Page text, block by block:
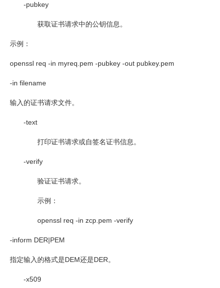
-pubkey
获取证书请求中的公钥信息。
示例：
openssl req -in myreq.pem -pubkey -out pubkey.pem
-in filename
输入的证书请求文件。
-text
打印证书请求或自签名证书信息。
-verify
验证证书请求。
示例：
openssl req -in zcp.pem -verify
-inform DER|PEM
指定输入的格式是DEM还是DER。
-x509